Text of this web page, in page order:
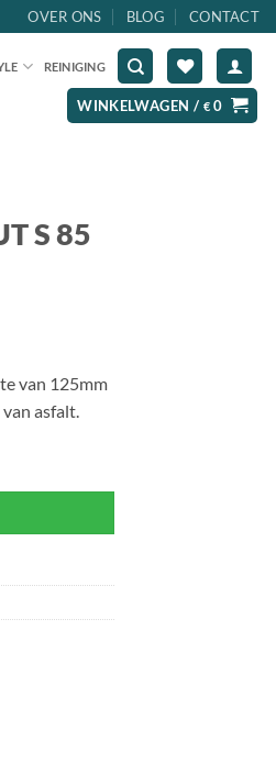
OVER ONS BLOG CONTACT
REINIGING
WINKELWAGEN / €0
S 85
van 125mm
asfalt.